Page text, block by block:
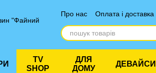
Про нас Оплата і доставка
Відгуки про магазин
TV
SHOP
ДЛЯ
ДОМУ
ДЕВАЙСИ